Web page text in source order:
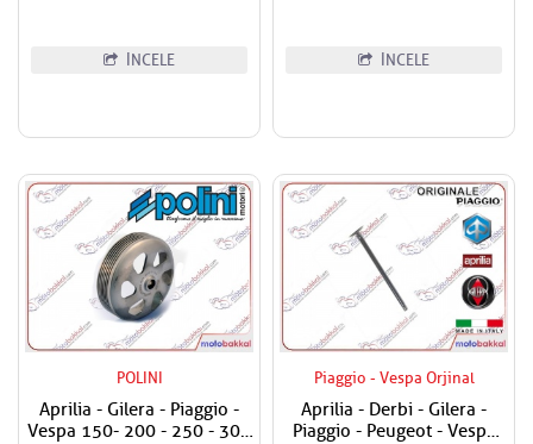
İNCELE İNCELE
POLINI
Aprilia - Gilera - Piaggio -
Vespa 150- 200 - 250 - 300
Piaggio - Vespa Orjinal
Aprilia - Derbi - Gilera -
Piaggio - Peugeot - Vespa